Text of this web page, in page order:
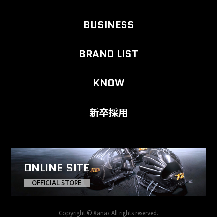
BUSINESS
BRAND LIST
KNOW
新卒採用
ONLINE SITE
OFFICIAL STORE
Copyright © Xanax All rights reserved.